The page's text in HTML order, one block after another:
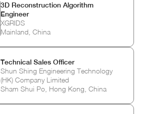
3D Reconstruction Algorithm
Engineer
XGRIDS
Mainland, China
Technical Sales Officer
Shun Shing Engineering Technology
(HK) Company Limited
Sham Shui Po, Hong Kong, China